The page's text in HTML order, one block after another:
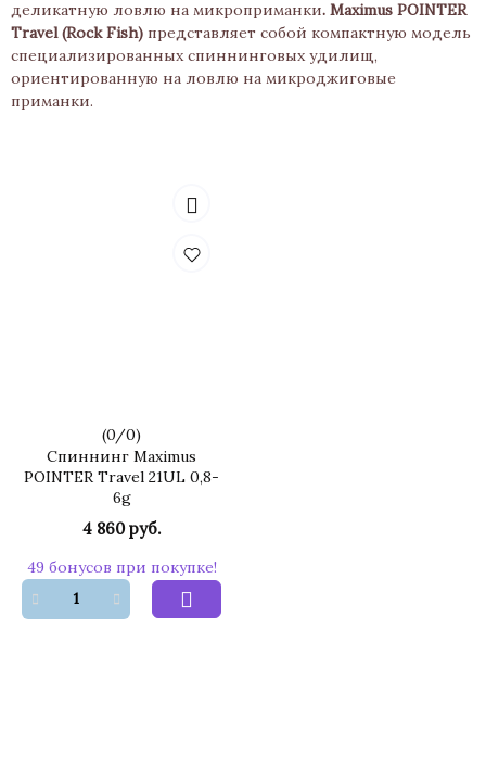
деликатную ловлю на микроприманки. Maximus POINTER
Travel (Rock Fish) представляет собой компактную модель
специализированных спиннинговых удилищ,
ориентированную на ловлю на микроджиговые
приманки.
(0/0)
Спиннинг Maximus
POINTER Travel 21UL 0,8-
6g
4 860 руб.
49 бонусов при покупке!